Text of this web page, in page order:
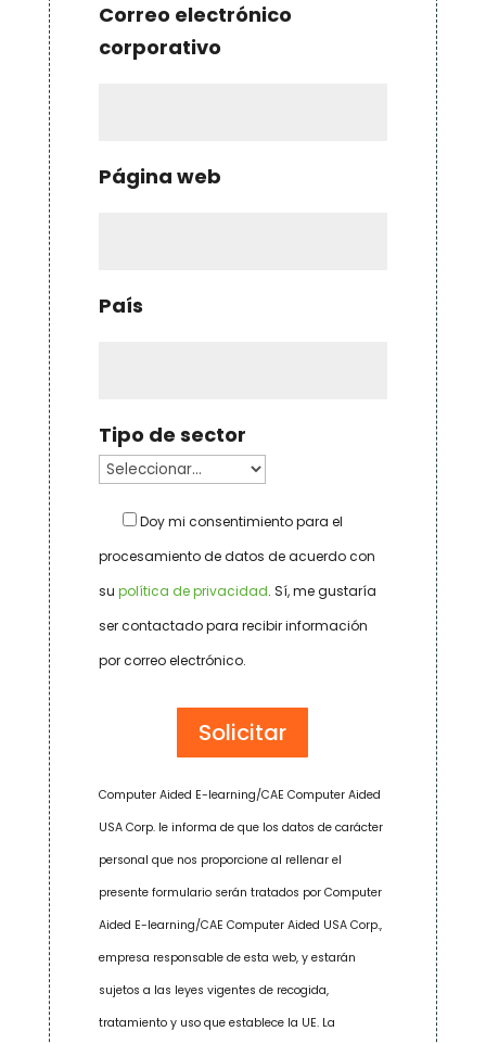
Correo electrónico
corporativo
Página web
País
Tipo de sector
Doy mi consentimiento para el
procesamiento de datos de acuerdo con
su política de privacidad. Sí, me gustaría
ser contactado para recibir información
por correo electrónico.
Computer Aided E-learning/CAE Computer Aided
USA Corp. le informa de que los datos de carácter
personal que nos proporcione al rellenar el
presente formulario serán tratados por Computer
Aided E-learning/CAE Computer Aided USA Corp.,
empresa responsable de esta web, y estarán
sujetos a las leyes vigentes de recogida,
tratamiento y uso que establece la UE. La